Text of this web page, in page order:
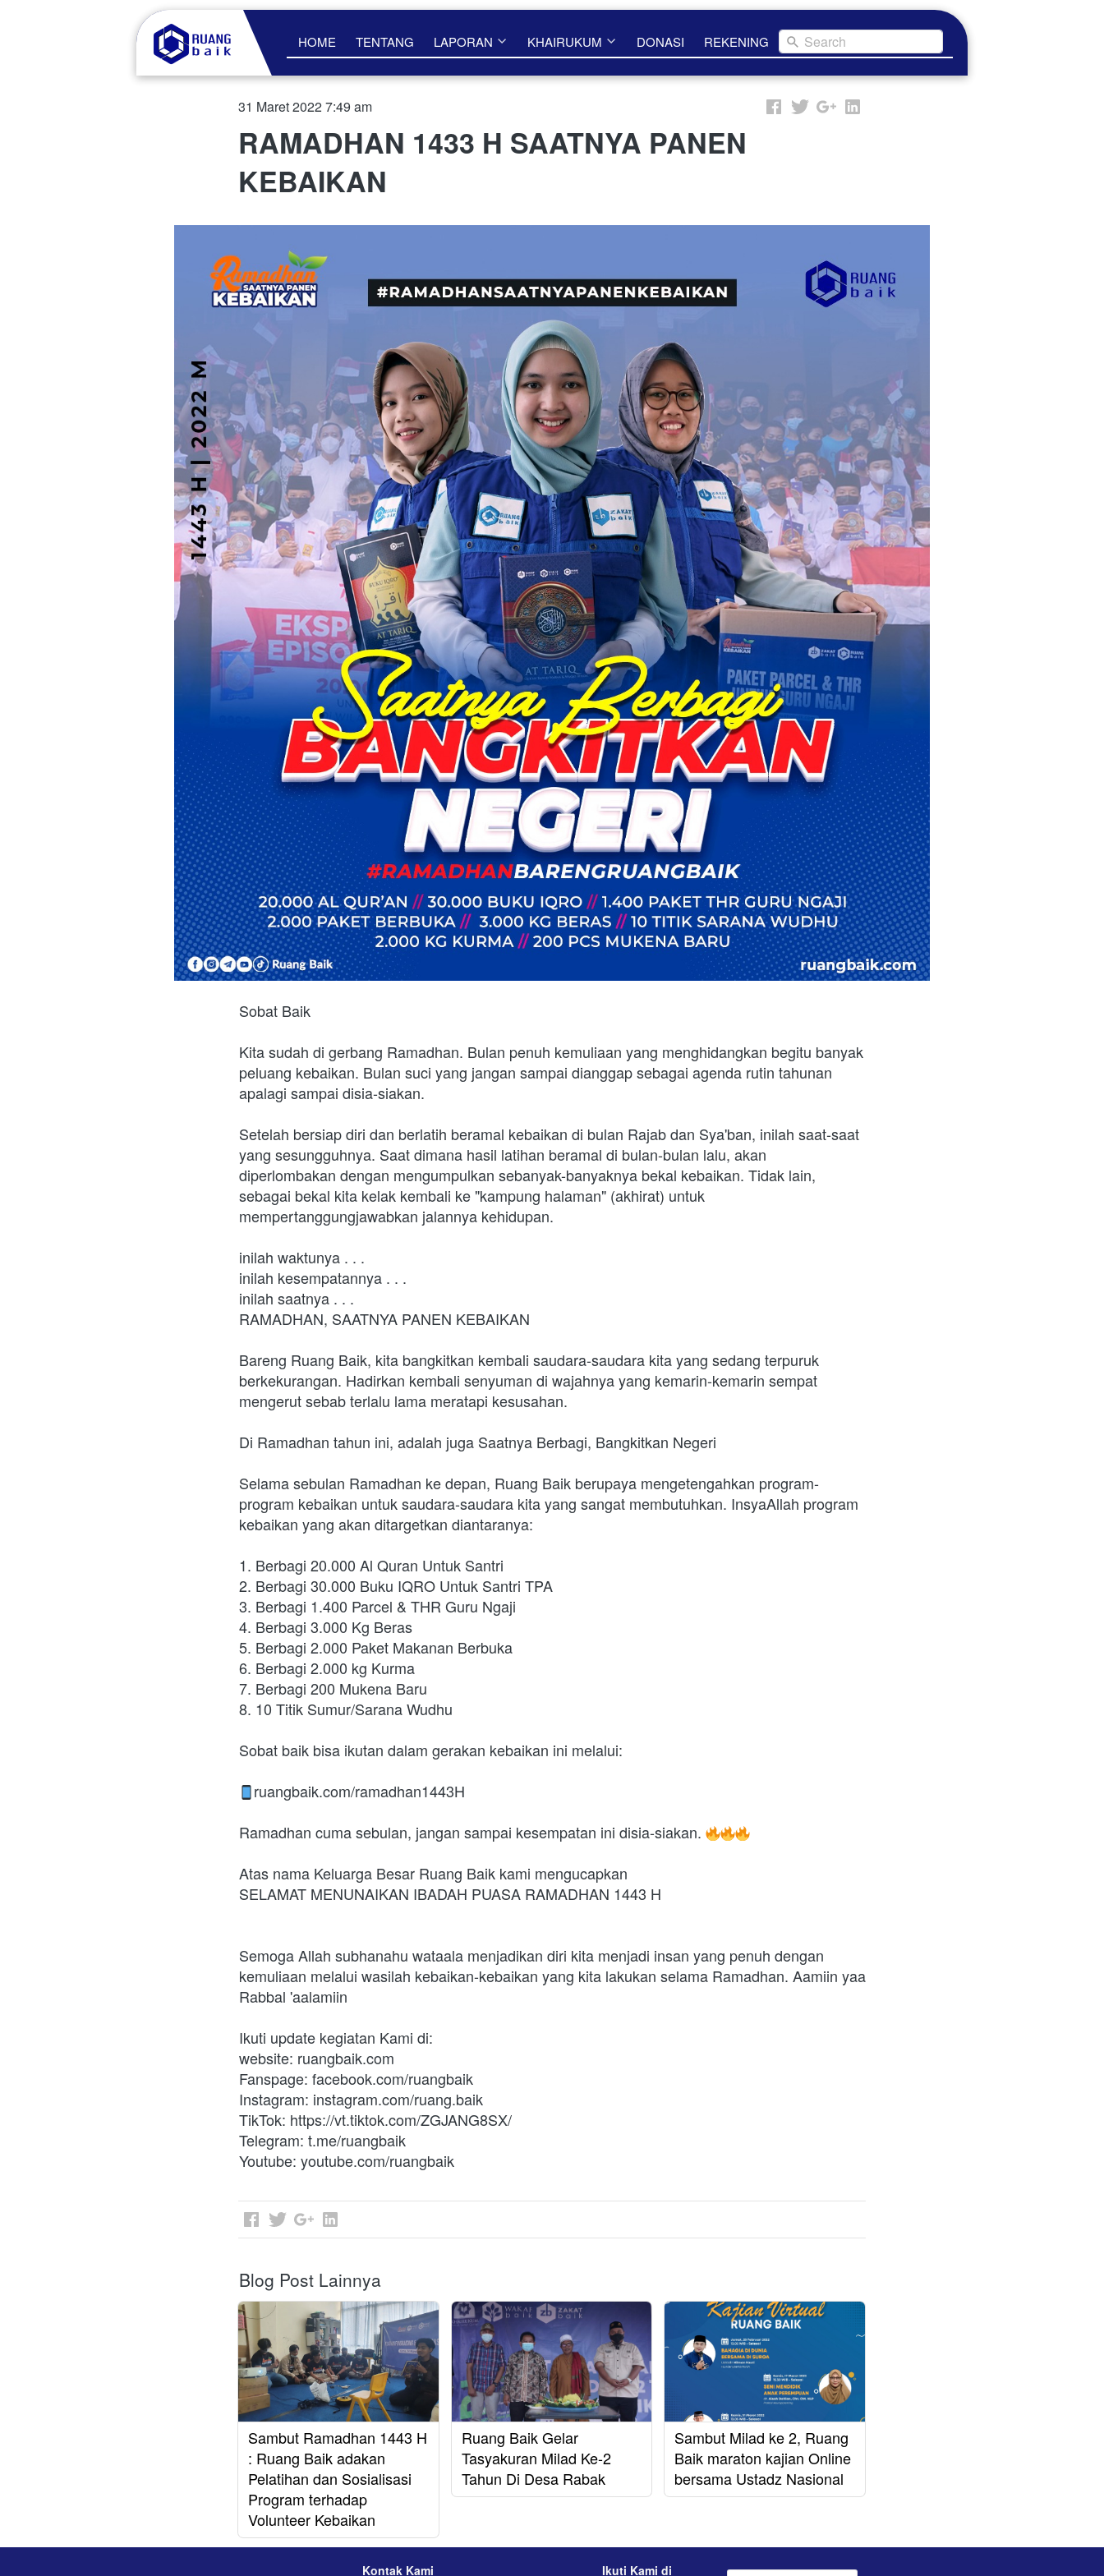
HOME TENTANG LAPORAN KHAIRUKUM DONASI REKENING Search
31 Maret 2022 7:49 am
RAMADHAN 1433 H SAATNYA PANEN
KEBAIKAN
Sobat Baik
Kita sudah di gerbang Ramadhan. Bulan penuh kemuliaan yang menghidangkan begitu banyak
peluang kebaikan. Bulan suci yang jangan sampai dianggap sebagai agenda rutin tahunan
apalagi sampai disia-siakan.
Setelah bersiap diri dan berlatih beramal kebaikan di bulan Rajab dan Sya'ban, inilah saat-saat
yang sesungguhnya. Saat dimana hasil latihan beramal di bulan-bulan lalu, akan
diperlombakan dengan mengumpulkan sebanyak-banyaknya bekal kebaikan. Tidak lain,
sebagai bekal kita kelak kembali ke "kampung halaman" (akhirat) untuk
mempertanggungjawabkan jalannya kehidupan.
inilah waktunya . . .
inilah kesempatannya . . .
inilah saatnya . . .
RAMADHAN, SAATNYA PANEN KEBAIKAN
Bareng Ruang Baik, kita bangkitkan kembali saudara-saudara kita yang sedang terpuruk
berkekurangan. Hadirkan kembali senyuman di wajahnya yang kemarin-kemarin sempat
mengerut sebab terlalu lama meratapi kesusahan.
Di Ramadhan tahun ini, adalah juga Saatnya Berbagi, Bangkitkan Negeri
Selama sebulan Ramadhan ke depan, Ruang Baik berupaya mengetengahkan program-
program kebaikan untuk saudara-saudara kita yang sangat membutuhkan. InsyaAllah program
kebaikan yang akan ditargetkan diantaranya:
1. Berbagi 20.000 Al Quran Untuk Santri
2. Berbagi 30.000 Buku IQRO Untuk Santri TPA
3. Berbagi 1.400 Parcel & THR Guru Ngaji
4. Berbagi 3.000 Kg Beras
5. Berbagi 2.000 Paket Makanan Berbuka
6. Berbagi 2.000 kg Kurma
7. Berbagi 200 Mukena Baru
8. 10 Titik Sumur/Sarana Wudhu
Sobat baik bisa ikutan dalam gerakan kebaikan ini melalui:
ruangbaik.com/ramadhan1443H
Ramadhan cuma sebulan, jangan sampai kesempatan ini disia-siakan.
Atas nama Keluarga Besar Ruang Baik kami mengucapkan
SELAMAT MENUNAIKAN IBADAH PUASA RAMADHAN 1443 H
Semoga Allah subhanahu wataala menjadikan diri kita menjadi insan yang penuh dengan
kemuliaan melalui wasilah kebaikan-kebaikan yang kita lakukan selama Ramadhan. Aamiin yaa
Rabbal 'aalamiin
Ikuti update kegiatan Kami di:
website: ruangbaik.com
Fanspage: facebook.com/ruangbaik
Instagram: instagram.com/ruang.baik
TikTok: https://vt.tiktok.com/ZGJANG8SX/
Telegram: t.me/ruangbaik
Youtube: youtube.com/ruangbaik
Blog Post Lainnya
Sambut Ramadhan 1443 H
: Ruang Baik adakan
Pelatihan dan Sosialisasi
Program terhadap
Volunteer Kebaikan
Ruang Baik Gelar
Tasyakuran Milad Ke-2
Tahun Di Desa Rabak
Sambut Milad ke 2, Ruang
Baik maraton kajian Online
bersama Ustadz Nasional
Kontak Kami Ikuti Kami di